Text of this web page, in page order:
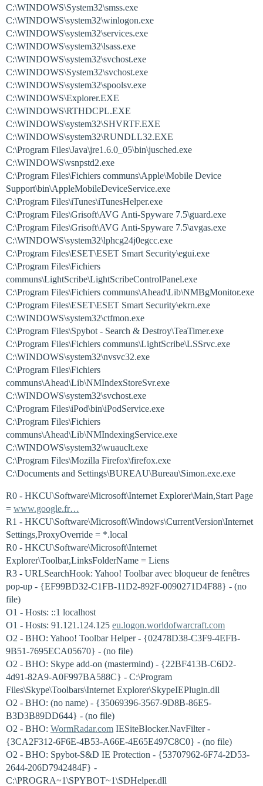
C:\WINDOWS\System32\smss.exe
C:\WINDOWS\system32\winlogon.exe
C:\WINDOWS\system32\services.exe
C:\WINDOWS\system32\lsass.exe
C:\WINDOWS\system32\svchost.exe
C:\WINDOWS\System32\svchost.exe
C:\WINDOWS\system32\spoolsv.exe
C:\WINDOWS\Explorer.EXE
C:\WINDOWS\RTHDCPL.EXE
C:\WINDOWS\system32\SHVRTF.EXE
C:\WINDOWS\system32\RUNDLL32.EXE
C:\Program Files\Java\jre1.6.0_05\bin\jusched.exe
C:\WINDOWS\vsnpstd2.exe
C:\Program Files\Fichiers communs\Apple\Mobile Device
Support\bin\AppleMobileDeviceService.exe
C:\Program Files\iTunes\iTunesHelper.exe
C:\Program Files\Grisoft\AVG Anti-Spyware 7.5\guard.exe
C:\Program Files\Grisoft\AVG Anti-Spyware 7.5\avgas.exe
C:\WINDOWS\system32\lphcg24j0egcc.exe
C:\Program Files\ESET\ESET Smart Security\egui.exe
C:\Program Files\Fichiers
communs\LightScribe\LightScribeControlPanel.exe
C:\Program Files\Fichiers communs\Ahead\Lib\NMBgMonitor.exe
C:\Program Files\ESET\ESET Smart Security\ekrn.exe
C:\WINDOWS\system32\ctfmon.exe
C:\Program Files\Spybot - Search & Destroy\TeaTimer.exe
C:\Program Files\Fichiers communs\LightScribe\LSSrvc.exe
C:\WINDOWS\system32\nvsvc32.exe
C:\Program Files\Fichiers
communs\Ahead\Lib\NMIndexStoreSvr.exe
C:\WINDOWS\system32\svchost.exe
C:\Program Files\iPod\bin\iPodService.exe
C:\Program Files\Fichiers
communs\Ahead\Lib\NMIndexingService.exe
C:\WINDOWS\system32\wuauclt.exe
C:\Program Files\Mozilla Firefox\firefox.exe
C:\Documents and Settings\BUREAU\Bureau\Simon.exe.exe
R0 - HKCU\Software\Microsoft\Internet Explorer\Main,Start Page
= www.google.fr…
R1 - HKCU\Software\Microsoft\Windows\CurrentVersion\Internet
Settings,ProxyOverride = *.local
R0 - HKCU\Software\Microsoft\Internet
Explorer\Toolbar,LinksFolderName = Liens
R3 - URLSearchHook: Yahoo! Toolbar avec bloqueur de fenêtres
pop-up - {EF99BD32-C1FB-11D2-892F-0090271D4F88} - (no
file)
O1 - Hosts: ::1 localhost
O1 - Hosts: 91.121.124.125 eu.logon.worldofwarcraft.com
O2 - BHO: Yahoo! Toolbar Helper - {02478D38-C3F9-4EFB-
9B51-7695ECA05670} - (no file)
O2 - BHO: Skype add-on (mastermind) - {22BF413B-C6D2-
4d91-82A9-A0F997BA588C} - C:\Program
Files\Skype\Toolbars\Internet Explorer\SkypeIEPlugin.dll
O2 - BHO: (no name) - {35069396-3567-9D8B-86E5-
B3D3B89DD644} - (no file)
O2 - BHO: WormRadar.com IESiteBlocker.NavFilter -
{3CA2F312-6F6E-4B53-A66E-4E65E497C8C0} - (no file)
O2 - BHO: Spybot-S&D IE Protection - {53707962-6F74-2D53-
2644-206D7942484F} -
C:\PROGRA~1\SPYBOT~1\SDHelper.dll